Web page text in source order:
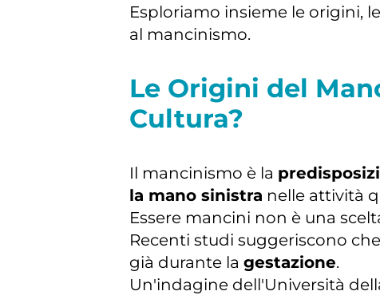
Esploriamo insieme le origini,
al mancinismo.
Le Origini del
Cultura?
Il mancinismo è la
la mano sinistra nelle attività
Essere mancini non è una
Recenti studi suggeriscono
già durante la gestazione.
Un'indagine dell'Università